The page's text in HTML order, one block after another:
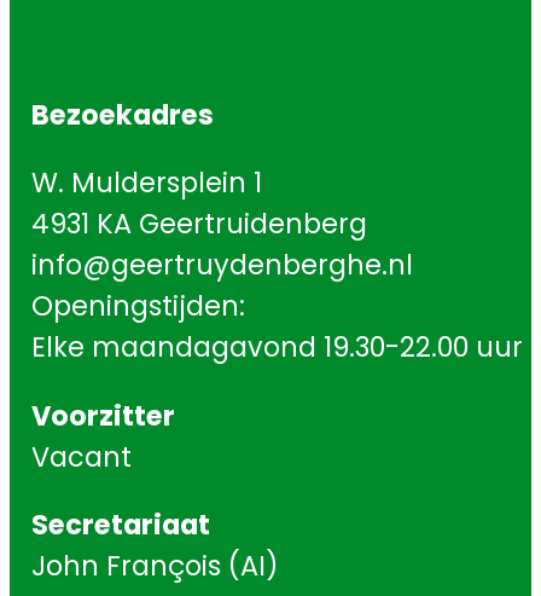
Bezoekadres
W. Muldersplein 1
4931 KA Geertruidenberg
info@geertruydenberghe.nl
Openingstijden:
Elke maandagavond 19.30-22.00 uur
Voorzitter
Vacant
Secretariaat
John François (AI)